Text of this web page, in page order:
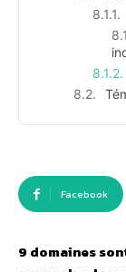
Facebook
9 domaines